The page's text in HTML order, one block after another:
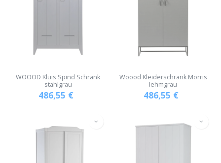
WOOOD Kluis Spind Schrank
stahlgrau
486,55 €
Woood Kleiderschrank Morris
lehmgrau
486,55 €